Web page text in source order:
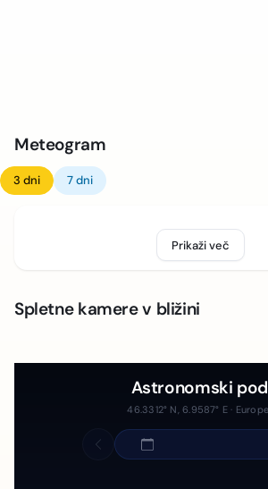
Meteogram
3 dni 7 dni
Prikaži več
Spletne kamere v bližini
Astronomski
46.3312° N, 6.9587° E ·